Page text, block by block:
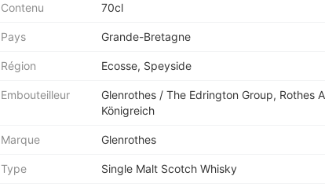
Contenu 70cl
Pays Grande-Bretagne
Région Ecosse, Speyside
Embouteilleur
Glenrothes / The Edrington Group, Rothes
Königreich
Marque Glenrothes
Type Single Malt Scotch Whisky